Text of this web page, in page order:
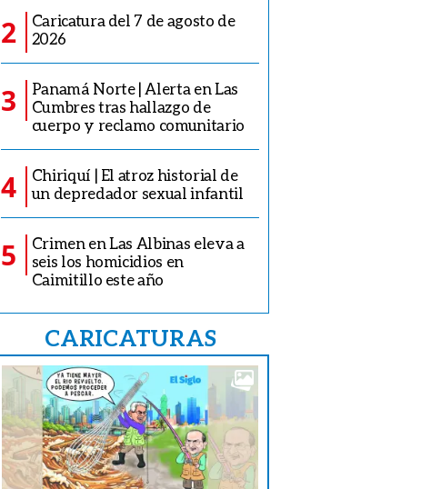
2
Caricatura del 7 de agosto de
2026
3
Panamá Norte | Alerta en Las
Cumbres tras hallazgo de
cuerpo y reclamo comunitario
4
Chiriquí | El atroz historial de
un depredador sexual infantil
5
Crimen en Las Albinas eleva a
seis los homicidios en
Caimitillo este año
CARICATURAS